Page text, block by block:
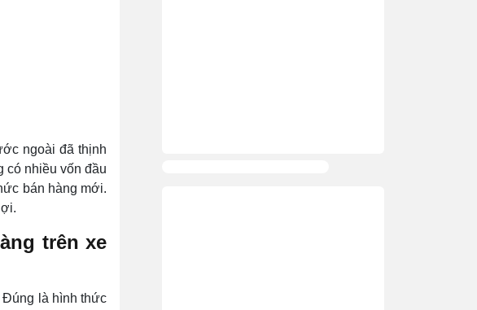
ngoài đã thịnh
có nhiều vốn đầu
bán hàng mới.
trên xe
Đúng là hình thức